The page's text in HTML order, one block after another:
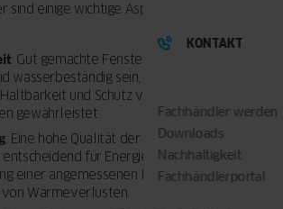
KONTAKT
Fachhändler werden
Downloads
Nachhaltigkeit
Fachhändlerportal
sind einige wichtige Aspekte, die zu
: Gut gemachte Fenster sollten
wasserbeständig sein, was eine
und Schutz vor Regen oder
gewährleistet.
: Eine hohe Qualität der Wärmeisolierung
für Energieeinsparungen, die
einer angemessenen Innentemperatur und
von Wärmeverlusten.